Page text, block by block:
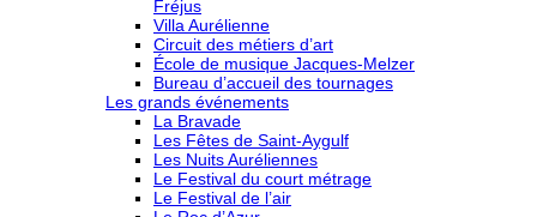
Fréjus
Villa Aurélienne
Circuit des métiers d’art
École de musique Jacques-Melzer
Bureau d’accueil des tournages
Les grands événements
La Bravade
Les Fêtes de Saint-Aygulf
Les Nuits Auréliennes
Le Festival du court métrage
Le Festival de l’air